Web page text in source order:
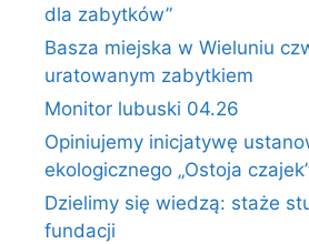
dla zabytków”
Basza miejska w Wieluniu
uratowanym zabytkiem
Monitor lubuski 04.26
Opiniujemy inicjatywę
ekologicznego „Ostoja
Dzielimy się wiedzą: staże
fundacji